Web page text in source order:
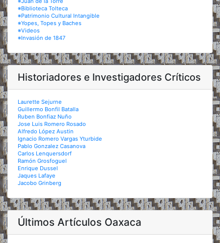
※Biblioteca Tolteca
※Patrimonio Cultural Intangible
※Yopes, Topes y Baches
※Videos
※Invasión de 1847
Historiadores e Investigadores Críticos
Laurette Sejurne
Guillermo Bonfil Batalla
Ruben Bonfiaz Nuño
Jose Luis Romero Rosado
Alfredo López Austin
Ignacio Romero Vargas Yturbide
Pablo Gonzalez Casanova
Carlos Lenquersdorf
Ramón Grosfoguel
Enrique Dussel
Jaques Lafaye
Jacobo Grinberg
Últimos Artículos Oaxaca